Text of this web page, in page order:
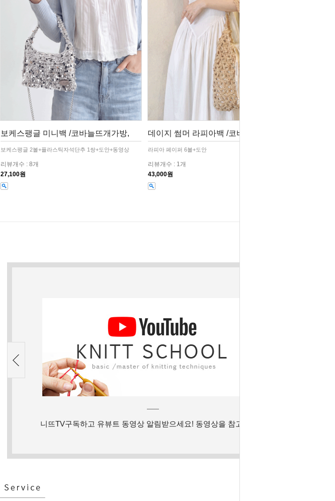
보케스팽글 미니백 /코바늘뜨개가방,
보케스팽글 2볼+플라스틱자석단추 1쌍+도안+동영상
리뷰개수 : 8개
27,100원
데이지 썸머 라피아백 /코바늘뜨개가방
라피아 페이퍼 6볼+도안
리뷰개수 : 1개
43,000원
니뜨TV구독하고 유뷰트 동영상 알림받으세요! 동영상을 참고하세요